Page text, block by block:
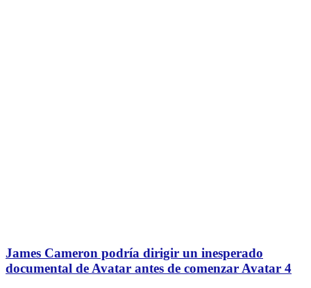
James Cameron podría dirigir un inesperado
documental de Avatar antes de comenzar Avatar 4